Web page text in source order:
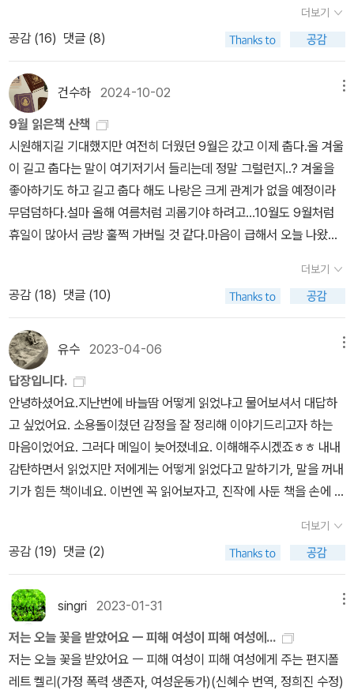
생각한다면, 남자들이여, 부디, 결혼하지 마시라. 가족을 유지한다는
명목으로 한 사람 이상의 삶을 지옥으로 이끌지 말고, 사회를 쓰레기
적 정체성과 역할을 가족 구성원으로만 한정하여, 여성을 사적인 존
재로 규정하는 현재의 가족 제도에서는 '아내 폭력'이 근절되기 힘들
것으로 보인다. '아내 폭력' 문제를 둘러싸고 여성의 권리가 가족의 유
지와 갈등하는 상황 자체가 현재의 가족이 여성에게 억압적임을 보여
준다. '아내 폭력'의 발생, 수용, 해석, 대응은 가족 제도를 중심으로 성
별화되어 있다. 여성의 아내 역할 수행 여부가 남편에 의해 폭력의 이
유가 된다는 사실은 여성의 가족 내 성 역할이 여성 자신을 위한 것이
아니라는 것을 반증한다. 따라서 '아내 폭력' 해결 방식에서 가족 구조
제의 원인을 강화하는 것으로 '아내 폭력'의 사회적 대책이 되기 어렵
다. (p.248)'아내 폭력'이 가족 유지의 문제가 아니라 여성 개인의 인
권 차원에서 접근되어야 하는 이유는, 가족을 기반으로 하는 성별 제
도(gender system)가 여성이 보편적인 인간으로서 권리를 갖는 것
을 불가능하게 하기 때문이다. 한국 사회에서 인권은 정치적 투쟁의
결과라는 과정의 의미로 생각되기보다는 선언적 진실로 간주되는 경
향이 있다. 즉 한국 사회에서 인권은 관념적으로 긍정적, 진보적 가치
로 간주되지만, 여성 인권처럼 사회적 약자의 인권이 한국 사ㅇ회의
주류 가치인 가족주의와 경합할 대는 사소하고 부차적인 것이 된다.
이러한 문화적 상황이 법이 제대로 집행되지 않는 이유이다. 이처럼
성 차별 사회에서는 '모든 인간은 폭력당하지 않을 권리를 포함하여
인간으로서 권리를 가진다'는 인권 개념이 모순적인 명제가 되어버린
‘아내 폭력‘ 경험자나 그들을 알고 있는 사람들이 많았기 때문이다. 피
전 계층을 망라했으며 피해자, 가해자 중에는 전문직은 물론 ‘심지어‘
여성 운동가, 사회 운동가도 있었다. (p.52)하지만 폭력을 극복하는
과정이 폭력을 당하는 것보다 더 고통스럽다면, 사람들은 그냥 그 상
태에 머물려 할 것이다. 나는 피해 여성들의 ‘말하는(말해야 하는) 고
할 필독서라 생각된다. 이 책을 만약 폭력남편이 읽게 된다면 교묘하
게 자신의 행동을 합리화시키는 도구로 상용될 수도 있겠고, 폭행당
한 아내들이 읽게된다면 자신이 처한 상황을 개선해나가기 위해 용기
를 얻을 수 있는 자료가 될 수도 있겠지만. ‘나만 맞고 사는게 아니구
나’ 하며 자신의 상황을 스스로 포기하는데 도움을 주는 자료로 악용
될 수도 있겠다. 즉 그 만큼 이 책은 현재 한국의 가정내에서 벌어지는
‘아내 폭력’의 현 주소를 그대로 보여주고 있다. 저자는 끝 부분에서
말하듯 이 논문으로 어떤 해결책을 제시하는 것이 아닌, 극히 개인적
이고 사적인 가정 내 ‘아내폭력’의 상황을 문제화시키고 공론화시켜
서 그것이 극히 지엽적인 문제가 아니라 여성의 인권문제로, 하나의
사회문제로 인식시키고자 하였다.한가지 아쉬운 점이라면 2001년에
을 것 같다는 생각이다.‘아내폭력’은 강간, 성적 학대, 의처증, 남편의
적 성격의 외도, 잠을 재우지 않음 따위의 언어적, 심리적, 육체적, 경
제적, 성적, 정서적, 폭력을 동반하기 때문에 ‘구타’나 ‘매’는 여성의
폭력 경험을 협소한 의미로 축소하게 된다. 한국 사회에서는 아내를
함부로 대하는 행동이 일반화되어 있기 때문에, 언어 폭력과 같은 ‘사
소한’ 폭력은 폭력의 범주에 들어가지 않는다고 본다, 그리고 그러한
과정은 곧 폭력을 일상화, 정상화시키게 된다. -p.45여성들이 가정
에서 당하는 폭력은 ‘개인적’인 것으로 간주되므로, ‘사회적’인 문제가
되려면 피해가 끔찍하고 심각해야 하는 것이다. 이것이 바로 고통의
정치학이다. -p.60공/사 분리 관념은 여성 폭력을 사회적인 문제로
인식하는 데 걸림돌이 되어 왔다. 여성 폭력이 인간의 안전과 존엄을
을 보편적인 인간의 범주에서 제외했기 때문이다. 구타 남ㅍㄴ들이
‘여자 하나 때린 걸 갖고 뭘 그러느냐’, ‘나는 사람을 친(때린)것이 아
니라 집사람을 친 것’ 이라고 말할 수 있는 것은 사회가 남성만을 보편
적인 인간으로 인정하고 남성의 폭력을 방조하고 지지하기 때문이다.
- p.95 일반적으로 사람들은 남편이 아내를 때리는 것은 나쁘지만,
었다. 왜 재밌게 읽은 거지? 왜 시간이 훌쩍 갔지? 집에는 <두 친구>
라는 판본으로 있다. 어렸을 때 처음 읽고 충격을 받았다. 충격은 지금
에나 할 수 있는 표현이고, 그 때 느낌으로는 머리도 가슴도 꽈광하는
데 이게 뭐지 싶었다. 21세기에 원제 그대로 재출간되어서 이 목록에
껴넣는다. 2호선에서 머리를 처박고 읽다 도착할 때쯤 책을 덮었다.
내려서 돌아오던 길거리, 내게 말 걸던 사람, 역 앞 건널목에 늘어선
리믹스테이프 수레들, 모락모락 연기 피우던 노점상들, 눈 앞의 이 모
든 정경과 분리된 머릿속, 미국 농장이라는 곳, 레니와 조지, 책 읽기
에 대한 내 원형적 기억이 되었다. 읽고 싶게 하고, 쓰고 싶게(까지)
하는 올리비아 랭 20대를 지배한 시집 재출간. 지금은 그렇게 읽을
수 없다는 것조차 21세기의 상황. 이미지들의 정체. 당도한 언어. 내
게서 먼 이야기조차 실은 가까웠다는 것을 절감하게 한 책. 내 한 챕터
의 시작. 내년에도 이 책 읽을 나를 상상하며. 내후년도, 그 다음 해도.
나는 얼마나 어리석은지, 비겁한지, ‘아름다움’과 나는 얼마나 먼지.
더보기
공감 (16) 댓글 (8)
건수하 2024-10-02
9월 읽은책 산책
시원해지길 기대했지만 여전히 더웠던 9월은 갔고 이제 춥다.올 겨울
이 길고 춥다는 말이 여기저기서 들리는데 정말 그럴런지..? 겨울을
좋아하기도 하고 길고 춥다 해도 나랑은 크게 관계가 없을 예정이라
무덤덤하다.설마 올해 여름처럼 괴롭기야 하려고...10월도 9월처럼
휴일이 많아서 금방 훌쩍 가버릴 것 같다.마음이 급해서 오늘 나왔고
남은 시간 동안의 계획을 다시 한 번 세워봐야겠다.9월에 읽은 책은
6권. 버지니아 울프 평전은 좋았고, 그 뒤에 버지니아 울프를 읽어보
려 했지만 아직 읽지 못했다.<남근선망과 내안의 나쁜 감정들>은 출
퇴근하며 들었는데 좋았고.. 라캉에 대해서 알고 싶어졌다. 라캉의 사
상이 어려운 것 같기도 하고 본인이 책을 쓰지 않아 잘 정리된 책이 있
는지 모르겠다.. 어쨌든 한 번 다시 글자로 읽고 싶어 샀다. 그런데 과
연 다시 읽게 될런지.<다문화주의와 페미니즘>은 여성주의책같이읽
기 8월책 지각으로 읽었다.<다문화주의와 페미니즘> <When Star
s Are Scattered>를 읽으며 했던 생각들이 <우리 안의 인종주의>
를 읽을 때 좀 도움이 되었다. 그렇지만 <우리 안의 인종주의>는 인
종주의에 대한 책이라기보단 한국에 있는 외국 노동자의 노동 및 생
활 현실에 관한 리포트라고 해야 할 것 같다. 정희진의 공부 코너에서
도 좀 그런 느낌을 받았었는데 기대와는 좀 달라 아쉬운 점이 있었다.
등록 외국인 노동자 등 용어에 대해서도 오히려 잘 정리되어 있는 것
같아서 나중에 읽어볼까 한다. 대체로 그랬지만 한 번 늦어지니 여성
주의책같이읽기도, 함달달도 밀려있다. 둘다 9월 책을 아직 읽고 있
는 중.. 내 생에 마감은 영원히 지키기 힘든 숙제인가보다. 그리고 여
섯 권의 책을 샀다. 대략 왜 샀는지 뻔히 보이는 책들.10월에는 이 만
더보기
공감 (18) 댓글 (10)
유수 2023-04-06
답장입니다.
안녕하셨어요.지난번에 바늘땀 어떻게 읽었냐고 물어보셔서 대답하
고 싶었어요. 소용돌이쳤던 감정을 잘 정리해 이야기드리고자 하는
마음이었어요. 그러다 메일이 늦어졌네요. 이해해주시겠죠ㅎㅎ 내내
감탄하면서 읽었지만 저에게는 어떻게 읽었다고 말하기가, 말을 꺼내
기가 힘든 책이네요. 이번엔 꼭 읽어보자고, 진작에 사둔 책을 손에 집
에 다시 읽었어요. 읽으면서 역시 고통스러웠습니다.가정폭력 피해자
가 느끼는 여러가지 공포 중에서 가장 끔찍한 것은 피해자 본인이 다
시 가해자가 되어버리게 될 것 같다는 자기저주가 아닐까요. 다음으
로는, 그 기억이 내 예상보다 훨씬 생생하다는 점. 불쑥, 그리고 생각
보다 자주, 찾아온다는 사실이에요. 트리거 워닝이라고 하더군요. 그
런 것들이 이제는 아이들과 함께 하게 된 제 삶을 많이 힘들게 하는 요
소였어요. 트라우마를 해소하지 못한 채 (제가 자처한) 고립무원에서
육아한다는 것, 양육 파트너의 의식과 균형감에 기대는 것만으로는
더보기
공감 (19) 댓글 (2)
singri 2023-01-31
저는 오늘 꽃을 받았어요 ㅡ 피해 여성이 피해 여성에...
저는 오늘 꽃을 받았어요 ㅡ 피해 여성이 피해 여성에게 주는 편지폴
레트 켈리(가정 폭력 생존자, 여성운동가)(신혜수 번역, 정희진 수정)​